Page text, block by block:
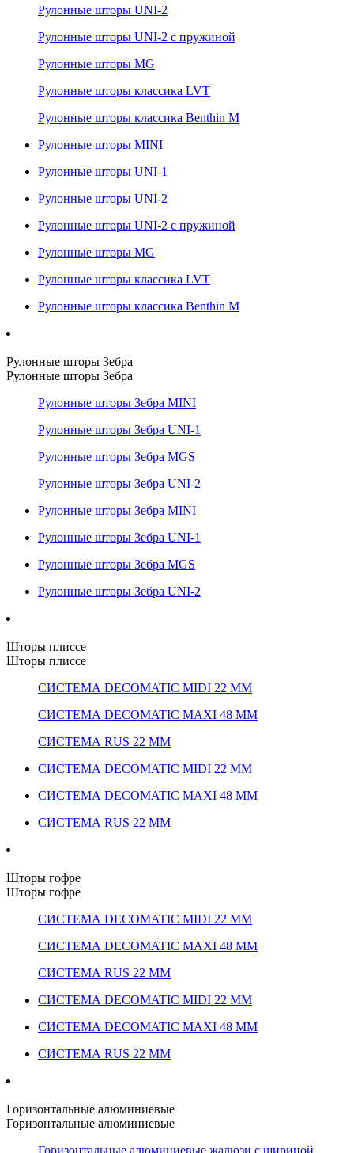
Рулонные шторы UNI-2
Рулонные шторы UNI-2 с пружиной
Рулонные шторы MG
Рулонные шторы классика LVT
Рулонные шторы классика Benthin M
Рулонные шторы MINI
Рулонные шторы UNI-1
Рулонные шторы UNI-2
Рулонные шторы UNI-2 с пружиной
Рулонные шторы MG
Рулонные шторы классика LVT
Рулонные шторы классика Benthin M
Рулонные шторы Зебра
Рулонные шторы Зебра
Рулонные шторы Зебра MINI
Рулонные шторы Зебра UNI-1
Рулонные шторы Зебра MGS
Рулонные шторы Зебра UNI-2
Рулонные шторы Зебра MINI
Рулонные шторы Зебра UNI-1
Рулонные шторы Зебра MGS
Рулонные шторы Зебра UNI-2
Шторы плиссе
Шторы плиссе
СИСТЕМА DECOMATIC MIDI 22 ММ
СИСТЕМА DECOMATIC MAXI 48 ММ
СИСТЕМА RUS 22 ММ
СИСТЕМА DECOMATIC MIDI 22 ММ
СИСТЕМА DECOMATIC MAXI 48 ММ
СИСТЕМА RUS 22 ММ
Шторы гофре
Шторы гофре
СИСТЕМА DECOMATIC MIDI 22 ММ
СИСТЕМА DECOMATIC MAXI 48 ММ
СИСТЕМА RUS 22 ММ
СИСТЕМА DECOMATIC MIDI 22 ММ
СИСТЕМА DECOMATIC MAXI 48 ММ
СИСТЕМА RUS 22 ММ
Горизонтальные алюминиевые
Горизонтальные алюминиевые
Горизонтальные алюминиевые жалюзи с шириной